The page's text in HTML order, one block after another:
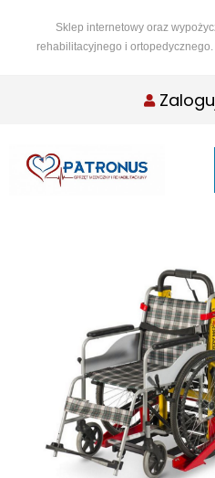
Sklep internetowy oraz
rehabilitacyjnego i